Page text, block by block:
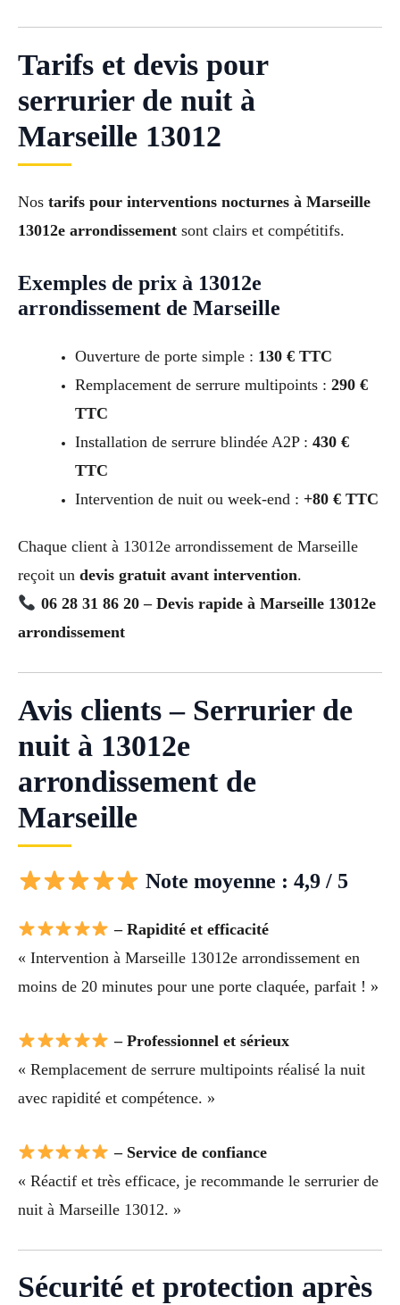
Tarifs et devis pour
serrurier de nuit à
Marseille 13012
Nos tarifs pour interventions nocturnes à Marseille
13012e arrondissement sont clairs et compétitifs.
Exemples de prix à 13012e
arrondissement de Marseille
Ouverture de porte simple : 130 € TTC
Remplacement de serrure multipoints : 290 €
TTC
Installation de serrure blindée A2P : 430 €
TTC
Intervention de nuit ou week-end : +80 € TTC
Chaque client à 13012e arrondissement de Marseille
reçoit un devis gratuit avant intervention.
06 28 31 86 20 – Devis rapide à Marseille 13012e
arrondissement
Avis clients – Serrurier de
nuit à 13012e
arrondissement de
Marseille
Note moyenne : 4,9 / 5
– Rapidité et efficacité
« Intervention à Marseille 13012e arrondissement en
moins de 20 minutes pour une porte claquée, parfait ! »
– Professionnel et sérieux
« Remplacement de serrure multipoints réalisé la nuit
avec rapidité et compétence. »
– Service de confiance
« Réactif et très efficace, je recommande le serrurier de
nuit à Marseille 13012. »
Sécurité et protection après